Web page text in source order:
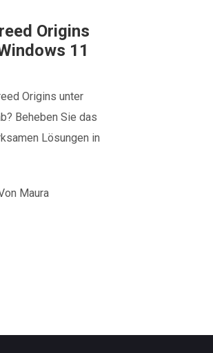
Origins
11
Origins unter
Beheben Sie das
Lösungen in
Maura